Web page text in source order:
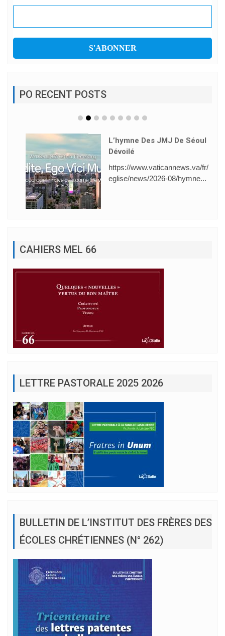
PO RECENT POSTS
L’hymne Des JMJ De Séoul
Dévoilé
https://www.vaticannews.va/fr/
eglise/news/2026-08/hymne...
CAHIERS MEL 66
LETTRE PASTORALE 2025 2026
BULLETIN DE L’INSTITUT DES FRÈRES DES
ÉCOLES CHRÉTIENNES (N° 262)